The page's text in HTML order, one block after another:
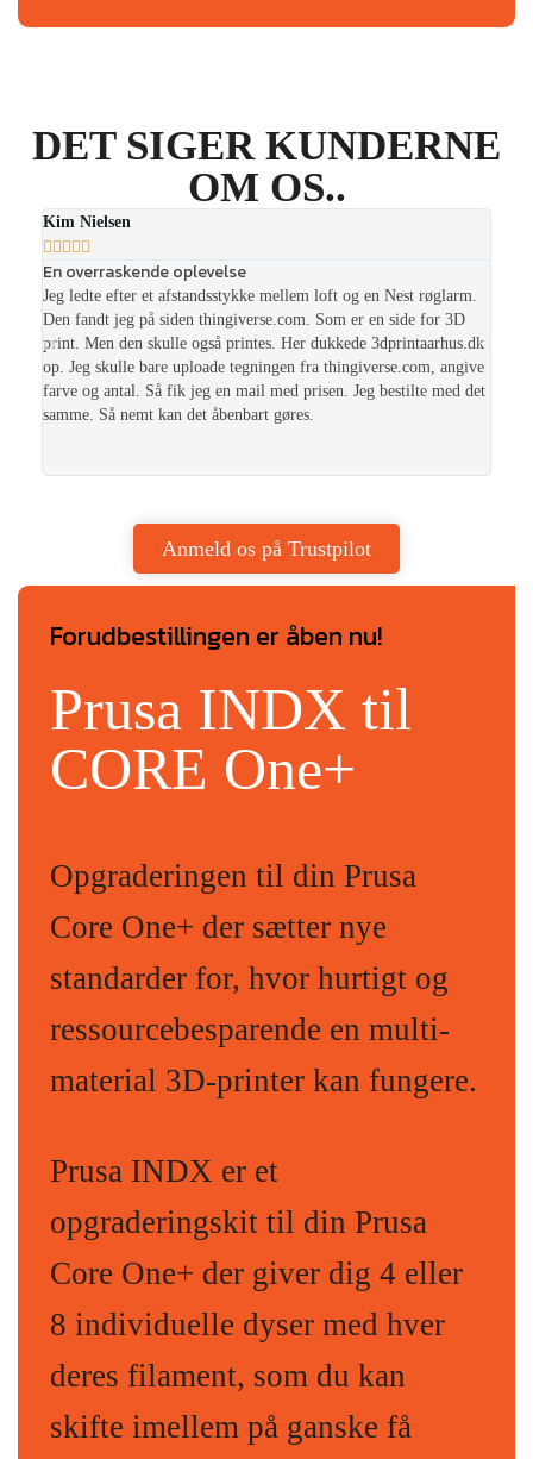
DET SIGER KUNDERNE
OM OS..
Kim Nielsen
    
En overraskende oplevelse
Jeg ledte efter et afstandsstykke mellem loft og en Nest røglarm.
Den fandt jeg på siden thingiverse.com. Som er en side for 3D
print. Men den skulle også printes. Her dukkede 3dprintaarhus.dk
op. Jeg skulle bare uploade tegningen fra thingiverse.com, angive
farve og antal. Så fik jeg en mail med prisen. Jeg bestilte med det
samme. Så nemt kan det åbenbart gøres.
Anmeld os på Trustpilot
Forudbestillingen er åben nu!
Prusa INDX til
CORE One+
Opgraderingen til din Prusa
Core One+ der sætter nye
standarder for, hvor hurtigt og
ressourcebesparende en multi-
material 3D-printer kan fungere.
Prusa INDX er et
opgraderingskit til din Prusa
Core One+ der giver dig 4 eller
8 individuelle dyser med hver
deres filament, som du kan
skifte imellem på ganske få